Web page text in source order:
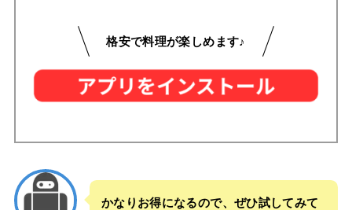
格安で料理が楽しめます♪
かなりお得になるので、ぜひ試してみて